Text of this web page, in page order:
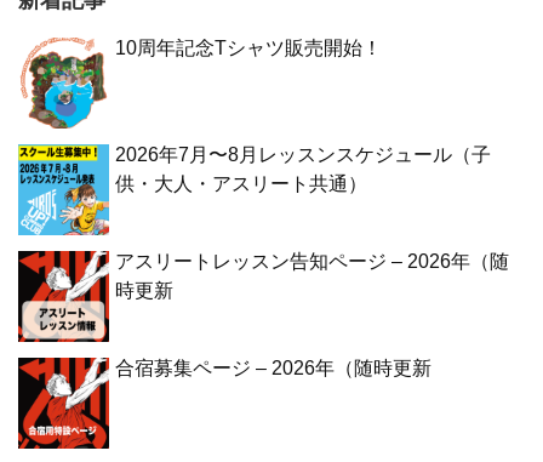
10周年記念Tシャツ販売開始！
2026年7月〜8月レッスンスケジュール（子
供・大人・アスリート共通）
アスリートレッスン告知ページ – 2026年（随
時更新
合宿募集ページ – 2026年（随時更新